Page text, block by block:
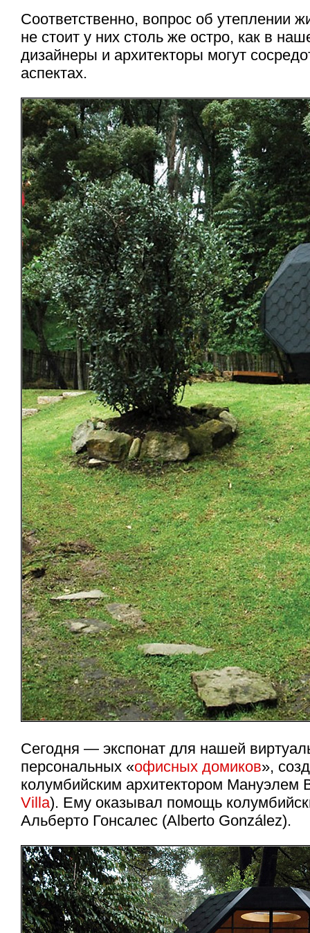
Соответственно, вопрос об утеплении
не стоит у них столь же остро, как в
дизайнеры и архитекторы могут
аспектах.
Сегодня — экспонат для нашей
персональных «офисных домиков»,
колумбийским архитектором Мануэлем
Villa). Ему оказывал помощь
Альберто Гонсалес (Alberto González).